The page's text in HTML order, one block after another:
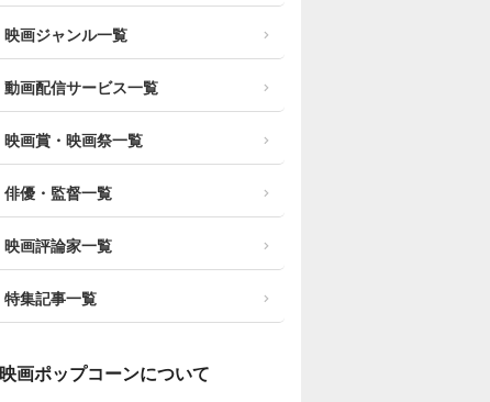
映画ジャンル一覧
動画配信サービス一覧
映画賞・映画祭一覧
俳優・監督一覧
映画評論家一覧
特集記事一覧
映画ポップコーンについて